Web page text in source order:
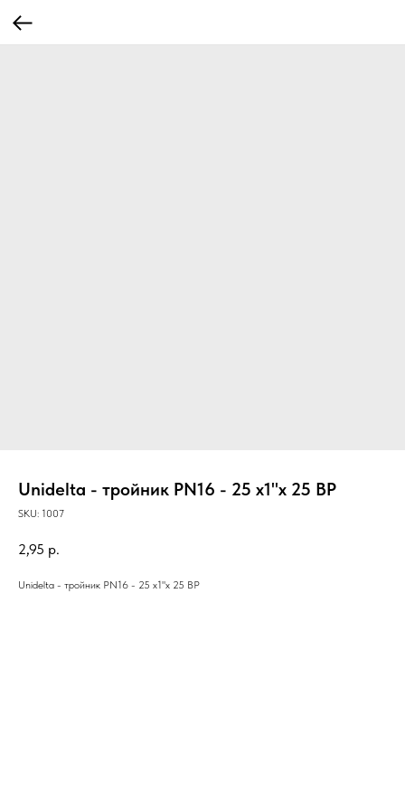
Unidelta - тройник PN16 - 25 x1"x 25 ВР
SKU: 1007
2,95 р.
Unidelta - тройник PN16 - 25 x1"x 25 ВР